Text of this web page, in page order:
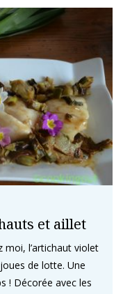
et aillet
moi, l’artichaut violet
de lotte. Une
! Décorée avec les